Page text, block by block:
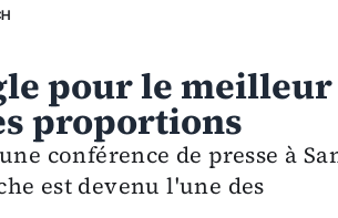
pour le meilleur
proportions
conférence de presse à
est devenu l'une des